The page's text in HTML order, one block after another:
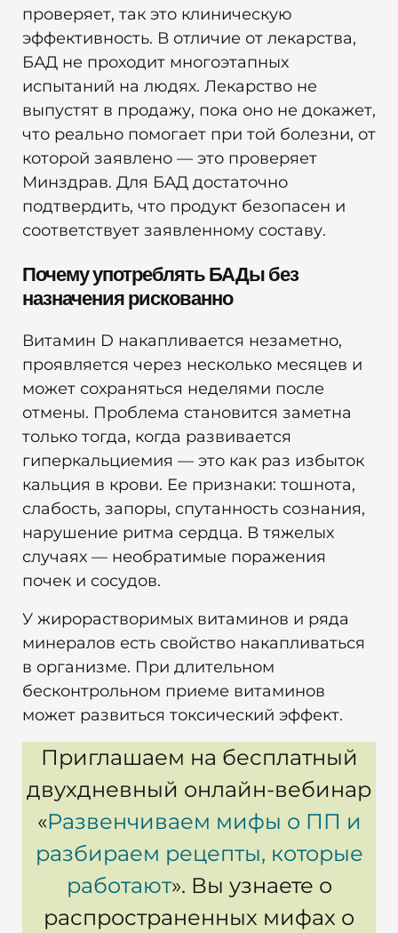
проверяет, так это клиническую
эффективность. В отличие от лекарства,
БАД не проходит многоэтапных
испытаний на людях. Лекарство не
выпустят в продажу, пока оно не докажет,
что реально помогает при той болезни, от
которой заявлено — это проверяет
Минздрав. Для БАД достаточно
подтвердить, что продукт безопасен и
соответствует заявленному составу.
Почему употреблять БАДы без
назначения рискованно
Витамин D накапливается незаметно,
проявляется через несколько месяцев и
может сохраняться неделями после
отмены. Проблема становится заметна
только тогда, когда развивается
гиперкальциемия — это как раз избыток
кальция в крови. Ее признаки: тошнота,
слабость, запоры, спутанность сознания,
нарушение ритма сердца. В тяжелых
случаях — необратимые поражения
почек и сосудов.
У жирорастворимых витаминов и ряда
минералов есть свойство накапливаться
в организме. При длительном
бесконтрольном приеме витаминов
может развиться токсический эффект.
Приглашаем на бесплатный
двухдневный онлайн-вебинар
«Развенчиваем мифы о ПП и
разбираем рецепты, которые
работают». Вы узнаете о
распространенных мифах о